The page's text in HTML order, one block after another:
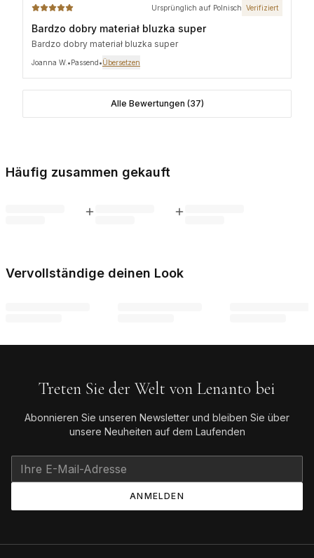
Ursprünglich auf Polnisch Verifiziert
Bardzo dobry materiał bluzka super
Bardzo dobry materiał bluzka super
Joanna W. •Passend•Übersetzen
Alle Bewertungen (37)
Häufig zusammen gekauft
Vervollständige deinen Look
Treten Sie der Welt von Lenanto bei
Abonnieren Sie unseren Newsletter und bleiben Sie über
unsere Neuheiten auf dem Laufenden
ANMELDEN